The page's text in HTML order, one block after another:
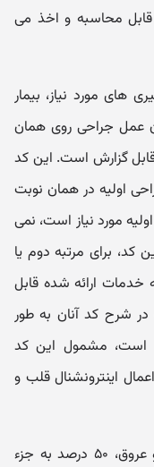
بیهوشی معادل ۴ واحد قابل محاسبه و اخذ می
های مورد نیاز، بیمار
عمل جراحی روی همان
قابل گزارش است. این کد
اولیه در همان نوبت
مورد نیاز است، نمی
برای مرتبه دوم یا
خدمات ارائه شده قابل
شرح کد آنان به طور
است، مشمول این کد
۶۰ - استند بای اعمال اینترونشنال قلب و
برای استند بای اعمال اینترونشنال قلب و عروق، ۵۰ درصد به جزء